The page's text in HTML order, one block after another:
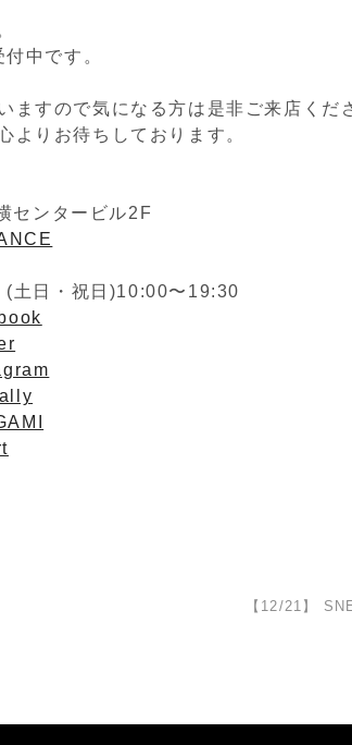
中です。
ますので気になる方は是非ご来店くだ
よりお待ちしております。
センタービル2F
土日・祝日)10:00〜19:30
【12/21】